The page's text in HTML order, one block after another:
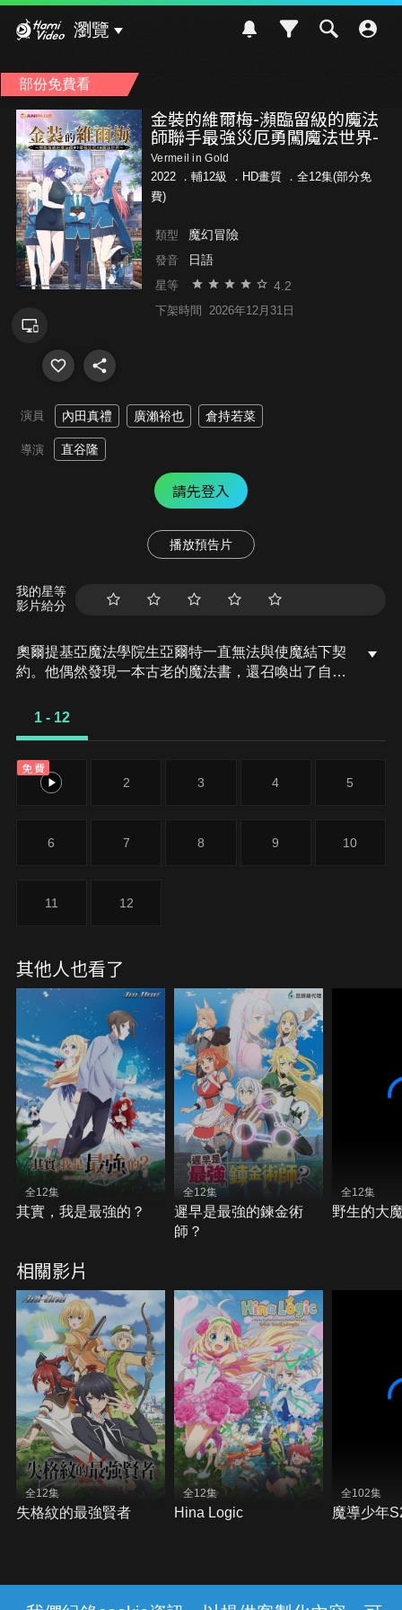
瀏覽
部份免費看
金裝的維爾梅-瀕臨留級的魔法
師聯手最強災厄勇闖魔法世界-
Vermeil in Gold
2022 ． 輔12級
．HD畫質 ．全12集(部分免
費)
類型 魔幻冒險
發音 日語
星等 4.2
下架時間 2026年12月31日
演員 內田真禮 廣瀨裕也 倉持若菜
導演 直谷隆
請先登入
播放預告片
我的星等
影片給分
奧爾提基亞魔法學院生亞爾特一直無法與使魔結下契
約。他偶然發現一本古老的魔法書，還召喚出了自稱
1 - 12
免費
1 2 3 4 5
6 7 8 9 10
11 12
其他人也看了
全12集
其實，我是最強的？
全12集
遲早是最強的鍊金術
師？
全12集
野生的大
相關影片
全12集
失格紋的最強賢者
全12集
Hina Logic
全102集
魔導少年